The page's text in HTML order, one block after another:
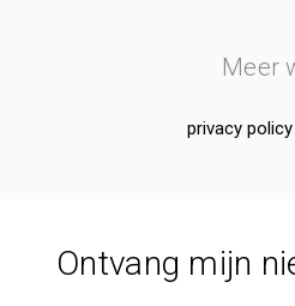
Meer
privacy policy
Ontvang mijn